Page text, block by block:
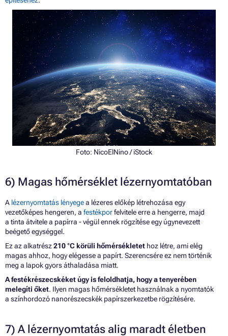
Foto: NicoElNino/ iStock
6) Magas hőmérséklet lézernyomtatóban
A lézernyomtatás lényegea lézeres előkép létrehozása egy
vezetőképes hengeren, a festékporfelvitele erre a hengerre, majd
a tinta átvitele a papírra - végül ennek rögzítése egy úgynevezett
beégető egységgel.
Ez az alkatrész210 °C körüli hőmérsékletet hoz létre, ami elég
magas ahhoz, hogy elégesse a papírt. Szerencsére ez nem történik
meg a lapok gyors áthaladása miatt.
A festékrészecskéket úgy is feloldhatja, hogy a tenyerében
melegíti őket. Ilyen magas hőmérsékletet használnak a nyomtatók
a színhordozó nanorészecskék papírszerkezetbe rögzítésére.
7) A lézernyomtatás alig maradt életben